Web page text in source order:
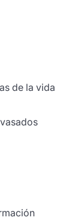
de la vida